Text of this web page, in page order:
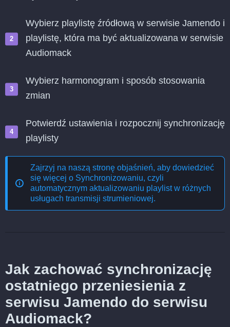
Wybierz playlistę źródłową w serwisie Jamendo i
playlistę, która ma być aktualizowana w serwisie
Audiomack
Wybierz harmonogram i sposób stosowania
zmian
Potwierdź ustawienia i rozpocznij synchronizację
playlisty
Zajrzyj na naszą stronę objaśnień, aby dowiedzieć
się więcej o Synchronizowaniu, czyli
automatycznym aktualizowaniu playlist w różnych
usługach transmisji strumieniowej.
Jak zachować synchronizację
ostatniego przeniesienia z
serwisu Jamendo do serwisu
Audiomack?